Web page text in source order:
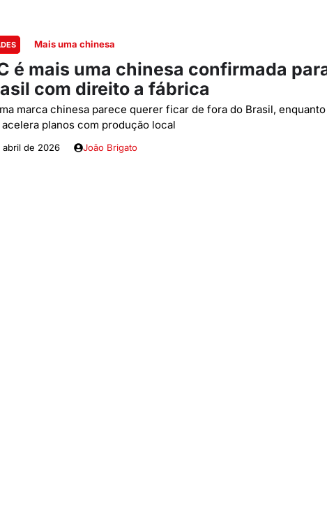
Mais uma chinesa
é mais uma chinesa confirmada
com direito a fábrica
marca chinesa parece querer ficar de fora do Brasil, enquanto
acelera planos com produção local
abril de 2026 João Brigato